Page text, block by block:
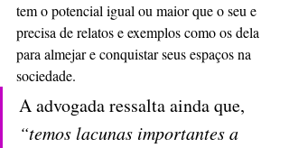
tem o potencial igual ou maior que o seu e
precisa de relatos e exemplos como os dela
para almejar e conquistar seus espaços na
sociedade.
A advogada ressalta ainda que,
“temos lacunas importantes a